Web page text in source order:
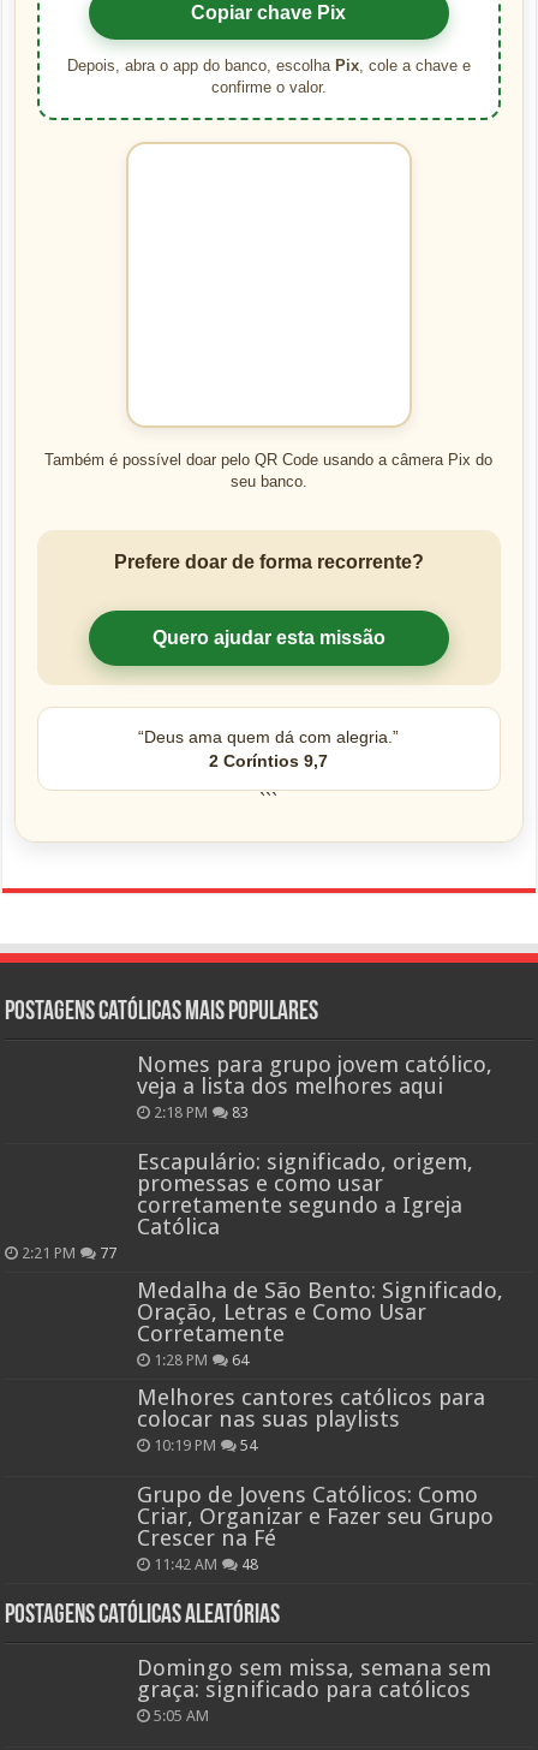
Copiar chave Pix
Depois, abra o app do banco, escolha Pix, cole a chave e
confirme o valor.
Também é possível doar pelo QR Code usando a câmera Pix do
seu banco.
Prefere doar de forma recorrente?
Quero ajudar esta missão
“Deus ama quem dá com alegria.”
2 Coríntios 9,7
```
Postagens católicas mais Populares
Nomes para grupo jovem católico,
veja a lista dos melhores aqui
2:18 PM 83
Escapulário: significado, origem,
promessas e como usar
corretamente segundo a Igreja
Católica
2:21 PM 77
Medalha de São Bento: Significado,
Oração, Letras e Como Usar
Corretamente
1:28 PM 64
Melhores cantores católicos para
colocar nas suas playlists
10:19 PM 54
Grupo de Jovens Católicos: Como
Criar, Organizar e Fazer seu Grupo
Crescer na Fé
11:42 AM 48
Postagens católicas aleatórias
Domingo sem missa, semana sem
graça: significado para católicos
5:05 AM